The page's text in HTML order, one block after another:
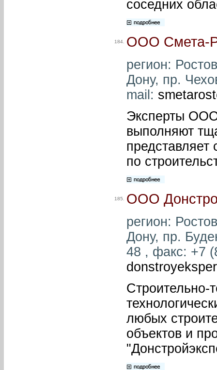
соседних
184. ООО Смета-
регион:
Дону, пр.
mail:
Эксперты
выполняют
представляет
по
185. ООО
регион:
Дону, пр.
48 , факс: +7
Строительно-
любых
объектов и